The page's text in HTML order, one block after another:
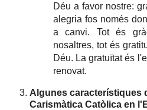
Déu a favor nostre:
alegria fos només
a canvi. Tot és
nosaltres, tot és
Déu. La gratuïtat és
renovat.
Algunes característiques
Carismàtica Catòlica en